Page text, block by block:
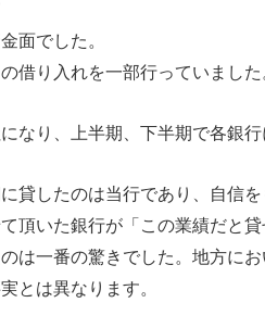
面でした。
借り入れを一部行っていました
なり、上半期、下半期で各銀
に貸したのは当行であり、自信
頂いた銀行が「この業績だと
は一番の驚きでした。 地方に
とは異なります。